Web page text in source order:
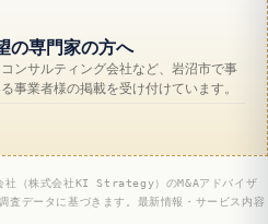
の専門家の方へ
ンサルティング会社など、岩沼市で事
事業者様の掲載を受け付けています。
社（株式会社KI Strategy）のM&Aアドバイザ
査データに基づきます。最新情報・サービス内容